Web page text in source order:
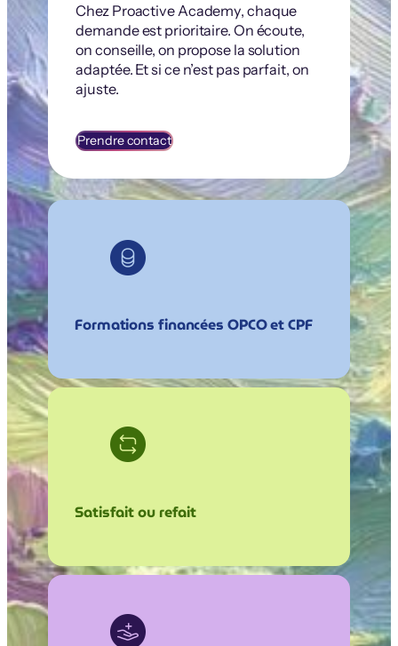
Chez Proactive Academy, chaque
demande est prioritaire. On écoute,
on conseille, on propose la solution
adaptée. Et si ce n’est pas parfait, on
ajuste.
Prendre contact
Formations financées OPCO et CPF
Satisfait ou refait